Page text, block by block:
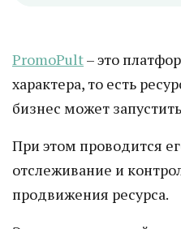
PromoPult– это
характера, то есть
бизнес может
При этом проводится
отслеживание и
продвижения ресурса.